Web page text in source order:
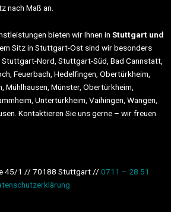
nach Maß an.
bieten wir Ihnen in Stuttgart und
Sitz in Stuttgart-Ost sind wir besonders
Nord, Stuttgart-Süd, Bad Cannstatt,
Feuerbach, Hedelfingen, Obertürkheim,
Mühlhausen, Münster, Obertürkheim,
Untertürkheim, Vaihingen, Wangen,
Kontaktieren Sie uns gerne – wir freuen
45/1 // 70188 Stuttgart // 0711 – 28 51